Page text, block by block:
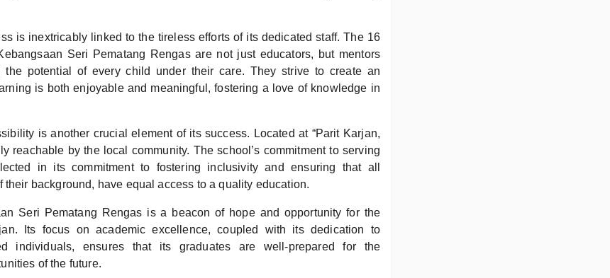
is inextricably linked to the tireless efforts of its dedicated staff. The 16
Seri Pematang Rengas are not just educators, but mentors
the potential of every child under their care. They strive to create an
is both enjoyable and meaningful, fostering a love of knowledge in
is another crucial element of its success. Located at “Parit Karjan,
reachable by the local community. The school’s commitment to serving
in its commitment to fostering inclusivity and ensuring that all
their background, have equal access to a quality education.
Seri Pematang Rengas is a beacon of hope and opportunity for the
Its focus on academic excellence, coupled with its dedication to
individuals, ensures that its graduates are well-prepared for the
of the future.